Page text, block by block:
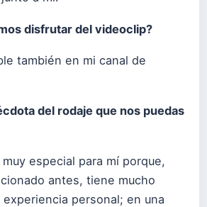
disfrutar del videoclip?
también en mi canal de
del rodaje que nos puedas
especial para mí porque,
antes, tiene mucho
personal; en una